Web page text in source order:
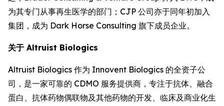
为其专门从事再生医学的部门；CJP 公司亦于同年初加入
集团，成为 Dark Horse Consulting 旗下成员企业。
关于 Altruist Biologics
Altruist Biologics 作为 Innovent Biologics 的全资子公
司，是一家可靠的 CDMO 服务提供商，专注于抗体、融合
蛋白、抗体药物偶联物及其他药物的开发、临床及商业化生